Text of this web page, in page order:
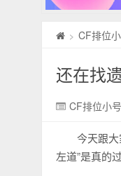
> CF排位
还在找
CF排位小号
今天跟
左道”是真的